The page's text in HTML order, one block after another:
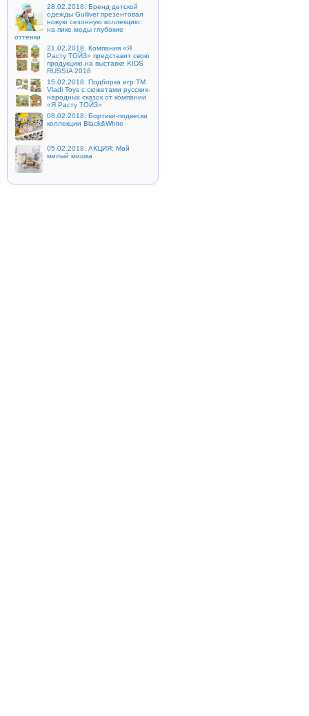
28.02.2018. Бренд детской
одежды Gulliver презентовал
новую сезонную коллекцию:
на пике моды глубокие
оттенки
21.02.2018. Компания «Я
Расту ТОЙЗ» представит свою
продукцию на выставке KIDS
RUSSIA 2018
15.02.2018. Подборка игр ТМ
Vladi Toys с сюжетами русских-
народных сказок от компании
«Я Расту ТОЙЗ»
08.02.2018. Бортики-подвески
коллекции Black&White
05.02.2018. АКЦИЯ: Мой
милый мишка